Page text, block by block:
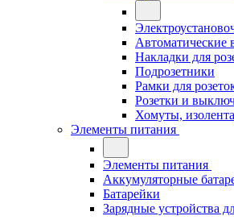
Автоматические
Накладки для
Подрозетники
Рамки для
Розетки и
Хомуты, изолента
Элементы питания
Элементы питания
Аккумуляторные
Батарейки
Зарядные устройства